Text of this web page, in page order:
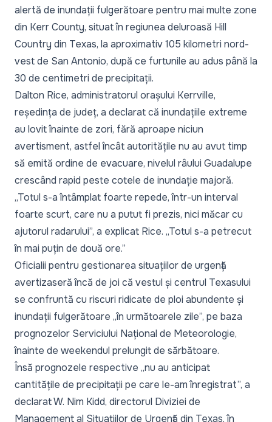
alertă de inundații fulgerătoare pentru mai multe zone
din Kerr County, situat în regiunea deluroasă Hill
Country din Texas, la aproximativ 105 kilometri nord-
vest de San Antonio, după ce furtunile au adus până la
30 de centimetri de precipitații.
Dalton Rice, administratorul orașului Kerrville,
reședința de județ, a declarat că inundațiile extreme
au lovit înainte de zori, fără aproape niciun
avertisment, astfel încât autoritățile nu au avut timp
să emită ordine de evacuare, nivelul râului Guadalupe
crescând rapid peste cotele de inundație majoră.
„Totul s-a întâmplat foarte repede, într-un interval
foarte scurt, care nu a putut fi prezis, nici măcar cu
ajutorul radarului”, a explicat Rice. „Totul s-a petrecut
în mai puțin de două ore.”
Oficialii pentru gestionarea situațiilor de urgență
avertizaseră încă de joi că vestul și centrul Texasului
se confruntă cu riscuri ridicate de ploi abundente și
inundații fulgerătoare „în următoarele zile”, pe baza
prognozelor Serviciului Național de Meteorologie,
înainte de weekendul prelungit de sărbătoare.
Însă prognozele respective „nu au anticipat
cantitățile de precipitații pe care le-am înregistrat”, a
declarat W. Nim Kidd, directorul Diviziei de
Management al Situațiilor de Urgență din Texas, în